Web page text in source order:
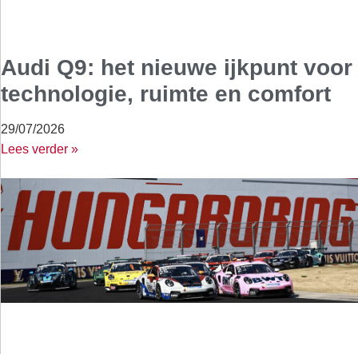
Audi Q9: het nieuwe ijkpunt voor
technologie, ruimte en comfort
29/07/2026
Lees verder »